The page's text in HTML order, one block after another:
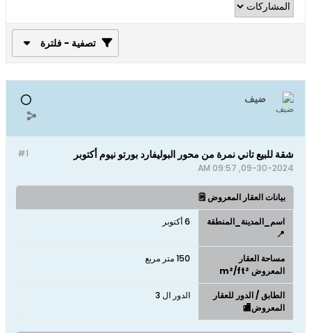
تصفية - فلترة
ضيف
#1 شقة للبيع تاني نمرة من محور البوليفارد بورتو نيوم أكتوبر
09-30-2024, 09:57 AM
بيانات العقار المعروض 🗒️
اسم_المدينة_المنطقة
📍
6 أكتوبر
مساحة العقار
المعروض m²/ft²
150 متر مربع
الطابق / الدور للعقار
المعروض🏬
الدور ال 3